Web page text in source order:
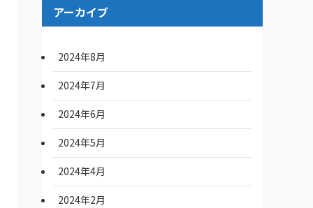
アーカイブ
2024年8月
2024年7月
2024年6月
2024年5月
2024年4月
2024年2月